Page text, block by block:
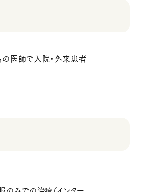
の医師で入院・外来患者
のみでの治療（インター